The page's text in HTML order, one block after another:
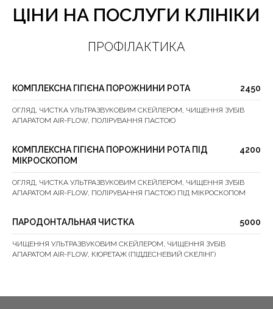
ЦІНИ НА ПОСЛУГИ КЛІНІКИ
ПРОФІЛАКТИКА
КОМПЛЕКСНА ГІГІЄНА ПОРОЖНИНИ РОТА 2450
ОГЛЯД, ЧИСТКА УЛЬТРАЗВУКОВИМ СКЕЙЛЕРОМ, ЧИЩЕННЯ ЗУБІВ
АПАРАТОМ AIR-FLOW, ПОЛІРУВАННЯ ПАСТОЮ
КОМПЛЕКСНА ГІГІЄНА ПОРОЖНИНИ РОТА ПІД
МІКРОСКОПОМ
4200
ОГЛЯД, ЧИСТКА УЛЬТРАЗВУКОВИМ СКЕЙЛЕРОМ, ЧИЩЕННЯ ЗУБІВ
АПАРАТОМ AIR-FLOW, ПОЛІРУВАННЯ ПАСТОЮ ПІД МІКРОСКОПОМ
ПАРОДОНТАЛЬНАЯ ЧИСТКА 5000
ЧИЩЕННЯ УЛЬТРАЗВУКОВИМ СКЕЙЛЕРОМ, ЧИЩЕННЯ ЗУБІВ
АПАРАТОМ AIR-FLOW, КЮРЕТАЖ (ПІДДЕСНЕВИЙ СКЕЛІНГ)